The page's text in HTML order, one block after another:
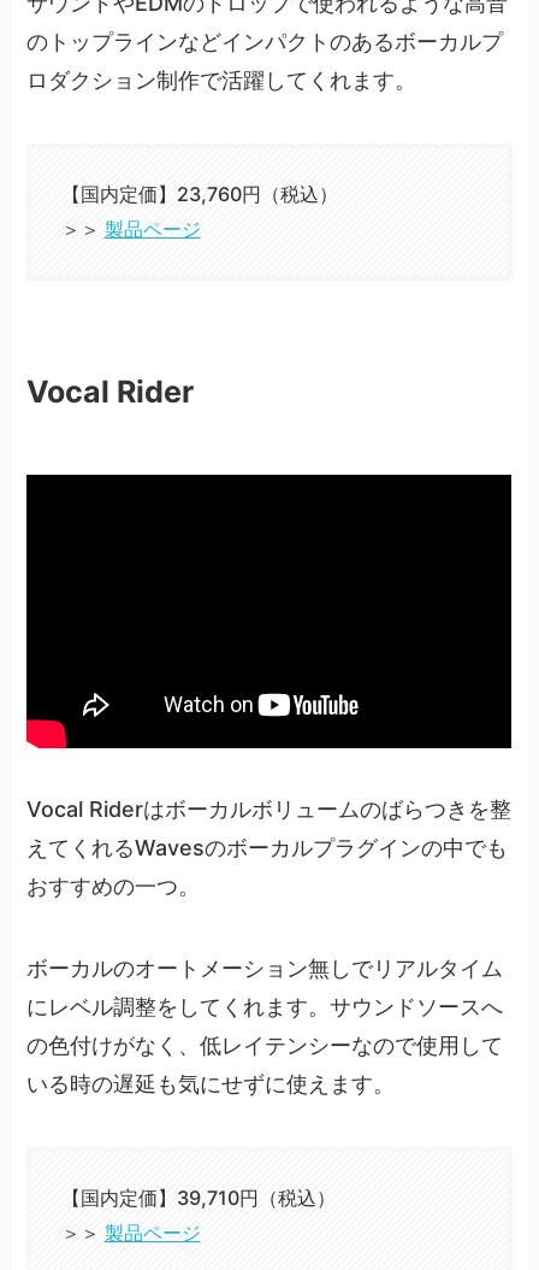
のトップラインなどインパクトのあるボーカルプ
ロダクション制作で活躍してくれます。
【国内定価】23,760円（税込）
＞＞ 製品ページ
Vocal Rider
Vocal Riderはボーカルボリュームのばらつきを整
えてくれるWavesのボーカルプラグインの中でも
おすすめの一つ。
ボーカルのオートメーション無しでリアルタイム
にレベル調整をしてくれます。サウンドソースへ
の色付けがなく、低レイテンシーなので使用して
いる時の遅延も気にせずに使えます。
【国内定価】39,710円（税込）
＞＞ 製品ページ